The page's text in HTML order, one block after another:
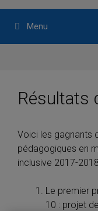
Menu
Résultats
Voici les gagnants
pédagogiques en
inclusive 2017-
Le premier
10 : projet de